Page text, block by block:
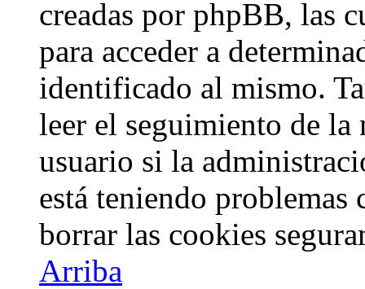
creadas por phpBB, las
para acceder a
identificado al mismo.
leer el seguimiento de
usuario si la
está teniendo
borrar las cookies
Arriba